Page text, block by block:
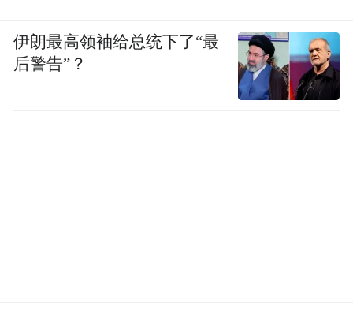
伊朗最高领袖给总统下了“最
后警告”？